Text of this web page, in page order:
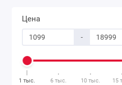
Цена
-
1 тыс. 6 тыс. 10 тыс. 15